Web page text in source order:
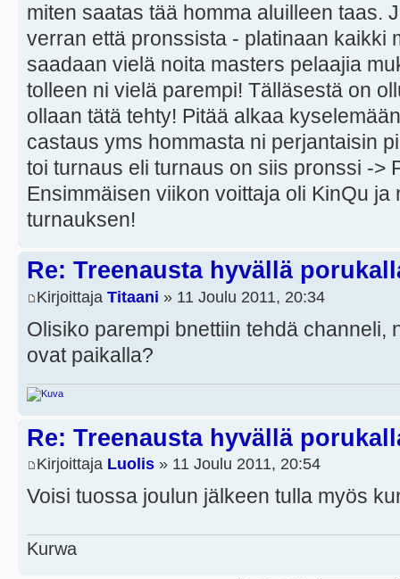
miten saatas tää homma aluilleen taas.
verran että pronssista - platinaan kaikki
saadaan vielä noita masters pelaajia
tolleen ni vielä parempi! Tälläsestä on
ollaan tätä tehty! Pitää alkaa
castaus yms hommasta ni perjantaisin
toi turnaus eli turnaus on siis pronssi ->
Ensimmäisen viikon voittaja oli KinQu
turnauksen!
Re: Treenausta hyvällä
Kirjoittaja Titaani » 11 Joulu 2011, 20:34
Olisiko parempi bnettiin tehdä channeli,
ovat paikalla?
Re: Treenausta hyvällä
Kirjoittaja Luolis » 11 Joulu 2011, 20:54
Voisi tuossa joulun jälkeen tulla myös
Kurwa